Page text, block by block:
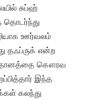
சுப்ஹ்
தொடர்ந்து
ஊர்வலம்
தஃப்ருக் என்ற
கௌரவ
இந்த
கலந்து